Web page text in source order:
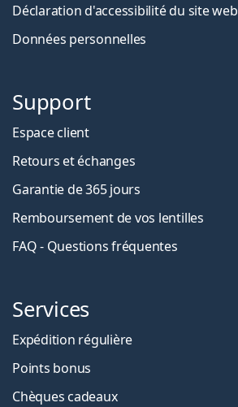
Déclaration d'accessibilité du site web
Données personnelles
Support
Espace client
Retours et échanges
Garantie de 365 jours
Remboursement de vos lentilles
FAQ - Questions fréquentes
Services
Expédition régulière
Points bonus
Chèques cadeaux